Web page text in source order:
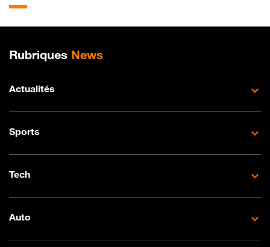
Plan de site
Rubriques News
Actualités
Sports
Tech
Auto